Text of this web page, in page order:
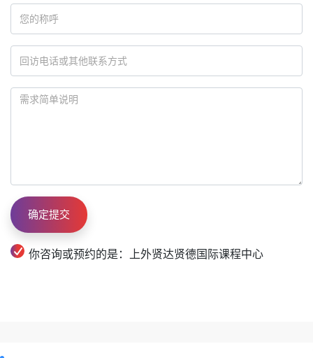
你咨询或预约的是：上外贤达贤德国际课程中心